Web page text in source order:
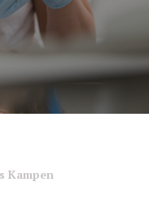
Kampen